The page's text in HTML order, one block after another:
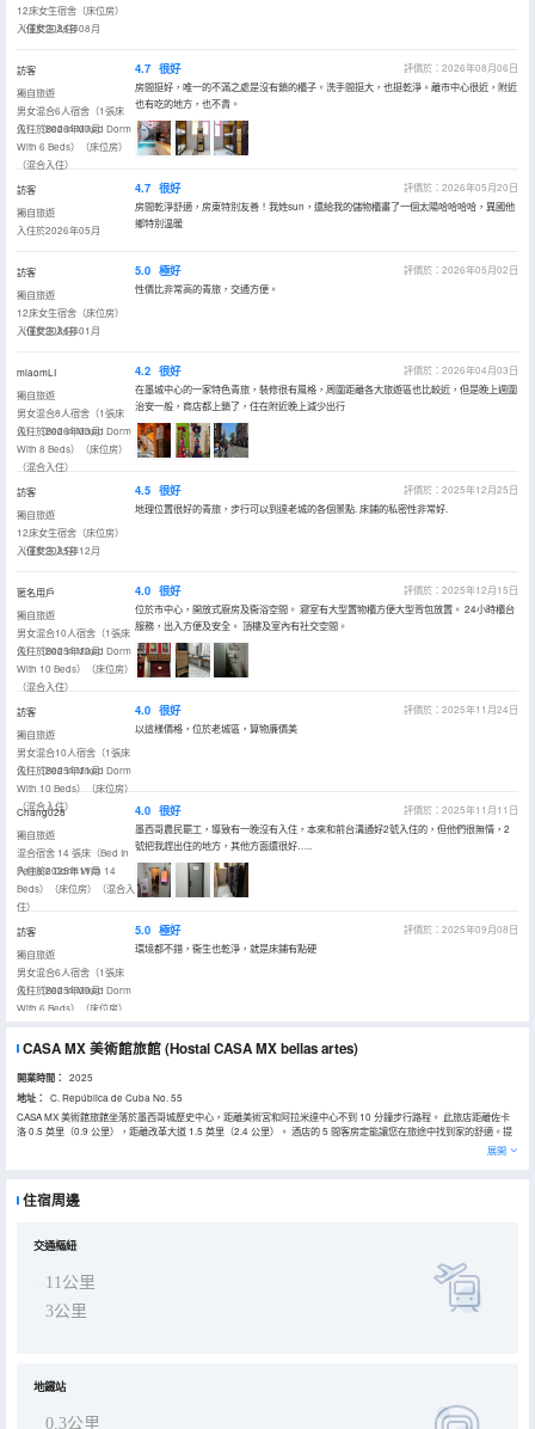
12床女生宿舍（床位房）
（僅女生入住）
入住於2026年08月
訪客
獨自旅遊
男女混合6人宿舍（1張床
位）（Bed In Mixed Dorm
With 6 Beds）（床位房）
（混合入住）
入住於2026年07月
4.7 很好
評價於：2026年08月06日
房間挺好，唯一的不滿之處是沒有鎖的櫃子。洗手間挺大，也挺乾淨。離市中心很近，附近
也有吃的地方，也不貴。
訪客
獨自旅遊
入住於2026年05月
4.7 很好
評價於：2026年05月20日
房間乾淨舒適，房東特別友善！我姓sun，還給我的儲物櫃畫了一個太陽哈哈哈哈，異國他
鄉特別温暖
訪客
獨自旅遊
12床女生宿舍（床位房）
（僅女生入住）
入住於2026年01月
5.0 極好
評價於：2026年05月02日
性價比非常高的青旅，交通方便。
miaomLI
獨自旅遊
男女混合8人宿舍（1張床
位）（Bed In Mixed Dorm
With 8 Beds）（床位房）
（混合入住）
入住於2026年03月
4.2 很好
評價於：2026年04月03日
在墨城中心的一家特色青旅，裝修很有風格，周圍距離各大旅遊區也比較近，但是晚上週圍
治安一般，商店都上鎖了，住在附近晚上減少出行
訪客
獨自旅遊
12床女生宿舍（床位房）
（僅女生入住）
入住於2025年12月
4.5 很好
評價於：2025年12月25日
地理位置很好的青旅，步行可以到達老城的各個景點. 床鋪的私密性非常好.
匿名用戶
獨自旅遊
男女混合10人宿舍（1張床
位）（Bed In Mixed Dorm
With 10 Beds）（床位房）
（混合入住）
入住於2025年12月
4.0 很好
評價於：2025年12月15日
位於市中心，開放式廚房及衞浴空間。 寢室有大型置物櫃方便大型背包放置。 24小時櫃台
服務，出入方便及安全。 頂樓及室內有社交空間。
訪客
獨自旅遊
男女混合10人宿舍（1張床
位）（Bed In Mixed Dorm
With 10 Beds）（床位房）
（混合入住）
入住於2025年11月
4.0 很好
評價於：2025年11月24日
以這樣價格，位於老城區，算物廉價美
Chang028
獨自旅遊
混合宿舍 14 張床（Bed In
Female Dorm With 14
Beds）（床位房）（混合入
住）
入住於2025年11月
4.0 很好
評價於：2025年11月11日
墨西哥農民罷工，導致有一晚沒有入住，本來和前台溝通好2號入住的，但他們很無情，2
號把我趕出住的地方，其他方面還很好…..
訪客
獨自旅遊
男女混合6人宿舍（1張床
位）（Bed In Mixed Dorm
With 6 Beds）（床位房）
入住於2025年09月
5.0 極好
評價於：2025年09月08日
環境都不錯，衞生也乾淨，就是床鋪有點硬
CASA MX 美術館旅館(Hostal CASA MX bellas artes)
開業時間： 2025
地址：
C. República de Cuba No. 55
CASA MX 美術館旅館坐落於墨西哥城歷史中心，距離美術宮和阿拉米達中心不到 10 分鐘步行路程。 此旅店距離佐卡
洛 0.5 英里（0.9 公里），距離改革大道 1.5 英里（2.4 公里）。 酒店的 5 間客房定能讓您在旅途中找到家的舒適。提
展開
住宿周邊
交通樞紐
11公里
3公里
地鐵站
0.3公里